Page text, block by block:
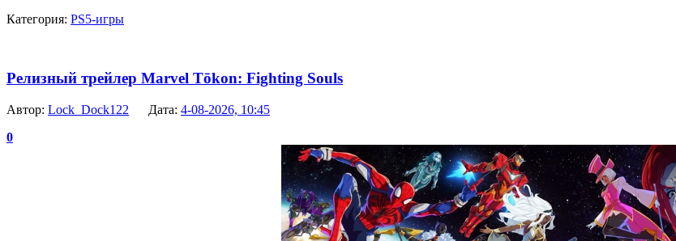
Категория: PS5-игры
Релизный трейлер Marvel Tōkon: Fighting Souls
Автор: Lock_Dock122 Дата: 4-08-2026, 10:45
0